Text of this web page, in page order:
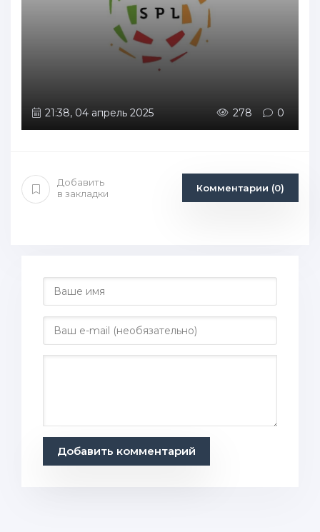
21:38, 04 апрель 2025 278 0
Добавить
в закладки
Комментарии (0)
Добавить комментарий